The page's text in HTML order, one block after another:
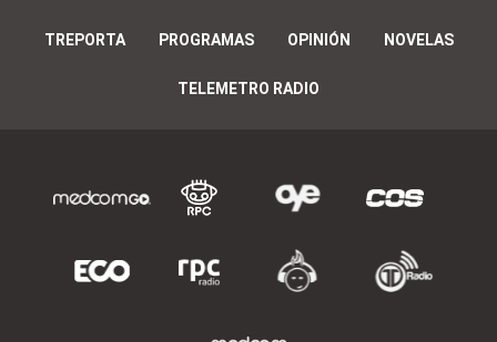
TREPORTA PROGRAMAS OPINIÓN NOVELAS
TELEMETRO RADIO